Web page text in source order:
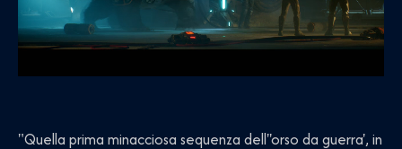
"Quella prima minacciosa sequenza dell''orso da guerra', in